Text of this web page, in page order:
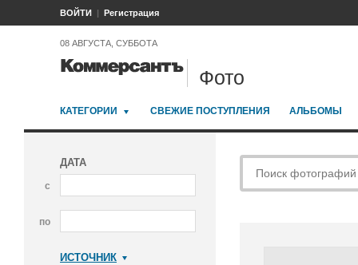
ВОЙТИ Регистрация
08 АВГУСТА, СУББОТА
Фото
КАТЕГОРИИ СВЕЖИЕ ПОСТУПЛЕНИЯ АЛЬБОМЫ
ДАТА
с
по
ИСТОЧНИК